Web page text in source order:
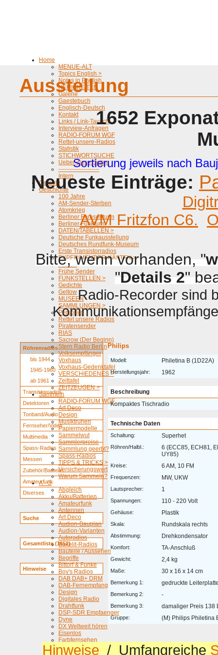
Home
MENUE-ALT
Topics English >
Notes in English
NEUIGKEITEN
Galerie
Gaestebuch
Englisch-Deutsch
Kontakt
Links / Link-Tausch
Interview-Anfragen
RADIO-FORUM WGF
Rettet-unsere-Radios
Statistik
STICHWORTSUCHE
Ueber diese Seiten
---------------------
Intern
Geraete
Geschichte
100 Jahre
AM-Sender-Sterben
Atomkrieg
Berliner Fernsehturm
Berliner Funkturm
DATEN/TABELLEN >
Deutsche Funkausstellung
Deutsches Rundfunk-Museum
Erste Transistorradios
EXPERIMENTIER-KÄSTEN >
Firmen
Frühe Sender
FUNKSTELLEN >
Gedichte
Geltow
MUSEEN
SAMMLUNGEN >
Personen
Rettet unsere Radios
Piratensender
RIAS
Sacrow (Der Beginn)
Stern Radio Berlin
Volksempfänger
Voxhaus
Voxhaus-Gedenktafel
VERSCHIEDENES >
Zeittafel
ZEITZEUGEN >
Sammeln
RADIO-FORUM WGF
Art Deco
Design
Musiktruhen
Papiermodelle
Sammelwut
Sammlerpreise
Sammlung geerbt?
Spass-Radios
TIPPS & TRICKS >
Versicherungswert
Warum Sammeln?
A - G
Abgleich
Akku/Batterien
Amateurfunk
Antennen
Art Deco
Audion-Bauplan
Audion-Varianten
Autoradios
Bakelit-Radios
Bauteile / Aussehen
Begriffe
Bittorf & Funke
Boy's Radios
DAB DAB+ DRM
DAB-Fernempfang
Design
Digitales Radio
Drahtfunk
DSP-SDR Empfaenger
Dyne
DX Weltweit hören
Eisenlos
Farbfernsehen
Fernbedienungen
Fernseh-Ton
Ausstellung
1652
Sortierung jeweils nach
Neueste Einträge:
AVM Fritzfon C6.
Bitte, wenn vorhanden, "
"Details 2"
Radio-Recorder sind
Röhrenradios
bis 1944
1945-1960
ab 1961
Transistorradios
Detektoren
Tonband/Audio
Fernseher/Video
Multimedia
Spass-Radios
Messen
Zubehör/Bauteile
Amateurfunk
Diverses
Suche
Gesamtliste (1652)
Hinweise
Philips
Modell: Philetina B (1D22A)
Herstellungsjahr: 1962
Beschreibung
Kompaktes Tischradio
Technische Daten
Schaltung: Superhet
Röhren/Halbl.:
6 (ECC85, ECH81,
UY85)
Kreise: 6 AM, 10 FM
Frequenzen: MW, UKW
Lautsprecher: 1
Spannungen: 110 - 220 Volt
Gehäuse: Plastik
Skala: Rundskala rechts
Abstimmung: Drehkondensator
Komfort: TA-Anschluß
Gewicht: 2,4 kg
Maße: 30 x 16 x 14 cm
Bemerkung 1: gedruckte
Bemerkung 2: -
Bemerkung 3: damaliger Preis 138
Gruppe: (M) Philips Philetina
Hinweise / Umfangreiche